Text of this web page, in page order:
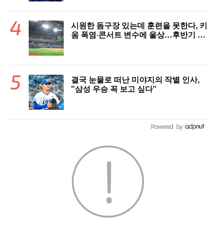
시원한 돔구장 있는데 훈련을 못한다, 키
움 폭염·콘서트 변수에 울상…후반기 상
결국 눈물로 떠난 미야지의 작별 인사,
"삼성 우승 꼭 보고 싶다"